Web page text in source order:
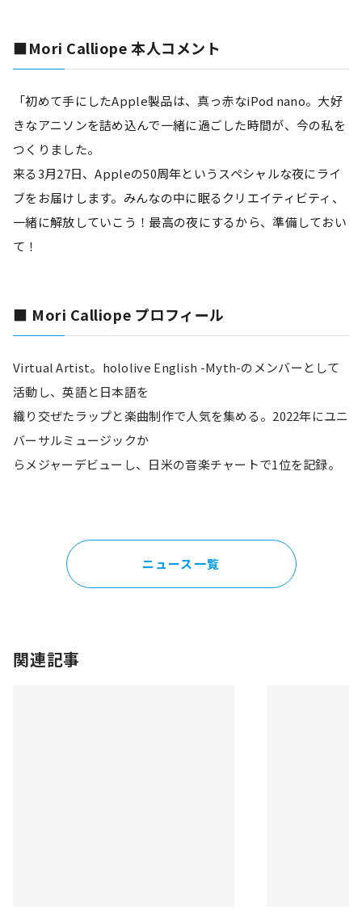
■Mori Calliope 本人コメント
「初めて手にしたApple製品は、真っ赤なiPod nano。大好
きなアニソンを詰め込んで一緒に過ごした時間が、今の私を
つくりました。
来る3月27日、Appleの50周年というスペシャルな夜にライ
ブをお届けします。みんなの中に眠るクリエイティビティ、
一緒に解放していこう！最高の夜にするから、準備しておい
て！
■ Mori Calliope プロフィール
Virtual Artist。hololive English -Myth-のメンバーとして
活動し、英語と日本語を
織り交ぜたラップと楽曲制作で人気を集める。2022年にユニ
バーサルミュージックか
らメジャーデビューし、日米の音楽チャートで1位を記録。
ニュース一覧
関連記事